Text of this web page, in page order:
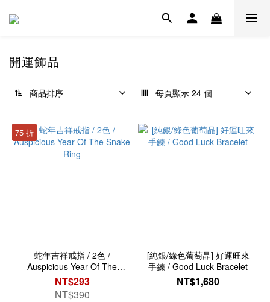
開運飾品
商品排序 每頁顯示 24 個
75 折
蛇年吉祥戒指 / 2色 /
Auspicious Year Of The
Snake Ring
NT$293
NT$390
[純銀/綠色葡萄晶] 好運旺來
手鍊 / Good Luck Bracelet
NT$1,680